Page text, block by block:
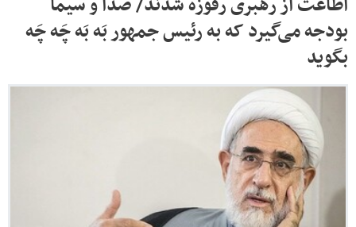
بودجه می‌گیرد که به رئیس جمهور بَه بَه چَه چَه
بگوید